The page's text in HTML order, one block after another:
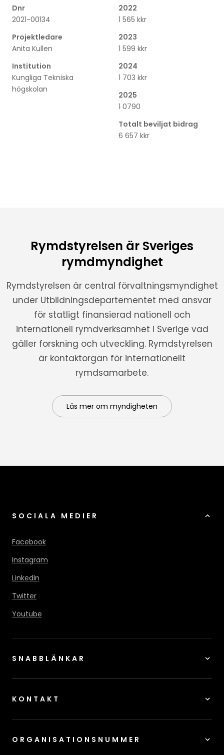
Dnr
2021-00134
Projektledare
Anita Kullen
Institution
Kungliga Tekniska
högskolan
2022
1 565 kkr
2023
1 599 kkr
2024
1 703 kkr
2025
1 0790
Totalt beviljat bidrag
6 657 kkr
Rymdstyrelsen är Sveriges
rymdmyndighet
Rymdstyrelsen är central förvaltningsmyndighet
under Utbildningsdepartementet med ansvar
för statligt finansierad nationell och
internationell rymdverksamhet i Sverige vad
gäller forskning och utveckling. Rymdstyrelsen
är kontaktorgan för internationellt
rymdsamarbete.
Läs mer om myndigheten
SOCIALA MEDIER
Facebook
Instagram
LinkedIn
Twitter
Youtube
SNABBLÄNKAR
KONTAKT
ORGANISATIONSNUMMER